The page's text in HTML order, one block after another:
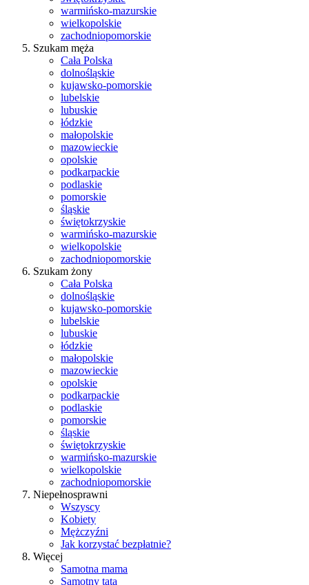
warmińsko-mazurskie
wielkopolskie
zachodniopomorskie
Szukam męża
Cała Polska
dolnośląskie
kujawsko-pomorskie
lubelskie
lubuskie
łódzkie
małopolskie
mazowieckie
opolskie
podkarpackie
podlaskie
pomorskie
śląskie
świętokrzyskie
warmińsko-mazurskie
wielkopolskie
zachodniopomorskie
Szukam żony
Cała Polska
dolnośląskie
kujawsko-pomorskie
lubelskie
lubuskie
łódzkie
małopolskie
mazowieckie
opolskie
podkarpackie
podlaskie
pomorskie
śląskie
świętokrzyskie
warmińsko-mazurskie
wielkopolskie
zachodniopomorskie
Niepełnosprawni
Wszyscy
Kobiety
Mężczyźni
Jak korzystać bezpłatnie?
Więcej
Samotna mama
Samotny tata